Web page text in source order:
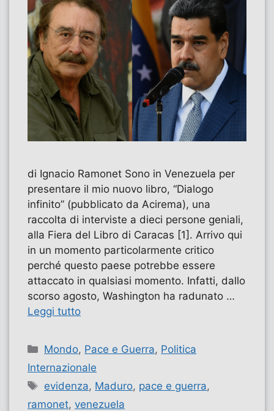
di Ignacio Ramonet Sono in Venezuela per
presentare il mio nuovo libro, “Dialogo
infinito” (pubblicato da Acirema), una
raccolta di interviste a dieci persone geniali,
alla Fiera del Libro di Caracas [1]. Arrivo qui
in un momento particolarmente critico
perché questo paese potrebbe essere
attaccato in qualsiasi momento. Infatti, dallo
scorso agosto, Washington ha radunato …
Leggi tutto
Categorie
Mondo, Pace e Guerra, Politica
Internazionale
Tag
evidenza, Maduro, pace e guerra,
ramonet, venezuela